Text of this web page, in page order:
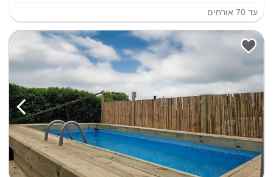
עד 70 אורחים